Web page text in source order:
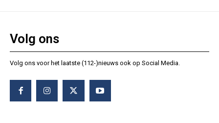
Volg ons
Volg ons voor het laatste (112-)nieuws ook op Social Media.